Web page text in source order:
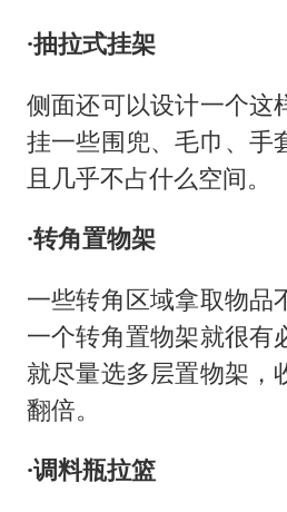
·抽拉式挂架
侧面还可以设计一个这
挂一些围兜、毛巾、手
且几乎不占什么空间。
·转角置物架
一些转角区域拿取物品
一个转角置物架就很有
就尽量选多层置物架，
翻倍。
·调料瓶拉篮